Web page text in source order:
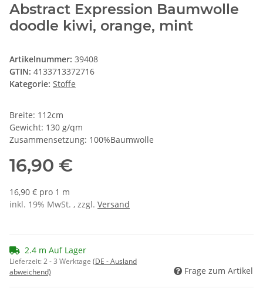
Abstract Expression Baumwolle
doodle kiwi, orange, mint
Artikelnummer: 39408
GTIN: 4133713372716
Kategorie: Stoffe
Breite: 112cm
Gewicht: 130 g/qm
Zusammensetzung: 100%Baumwolle
16,90 €
16,90 € pro 1 m
inkl. 19% MwSt. , zzgl. Versand
2.4 m Auf Lager
Lieferzeit:2 - 3 Werktage (DE - Ausland
abweichend)
Frage zum Artikel